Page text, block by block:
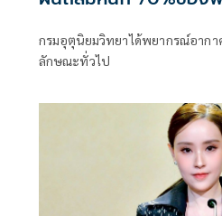
กรมอุตุนิยมวิทยาได้พยากรณ์อากา
ลักษณะทั่วไป